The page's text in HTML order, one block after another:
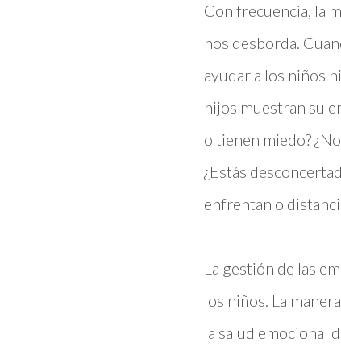
Con frecuencia, la
nos desborda.
ayudar a los niños
hijos muestran su
o tienen miedo?
¿Estás
enfrentan o
La gestión de las
los niños. La
la salud emocional